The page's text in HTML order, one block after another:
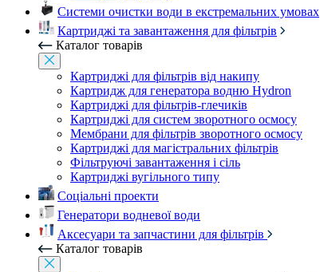
Системи очистки води в екстремальних умовах
Картриджі та завантаження для фільтрів
Каталог товарів
Картриджі для фільтрів від накипу
Картридж для генератора водню Hydron
Картриджі для фільтрів-глечиків
Картриджі для систем зворотного осмосу
Мембрани для фільтрів зворотного осмосу
Картриджі для магістральних фільтрів
Фільтруючі завантаження і сіль
Картриджі вугільного типу
Соціальні проекти
Генератори водневої води
Аксесуари та запчастини для фільтрів
Каталог товарів